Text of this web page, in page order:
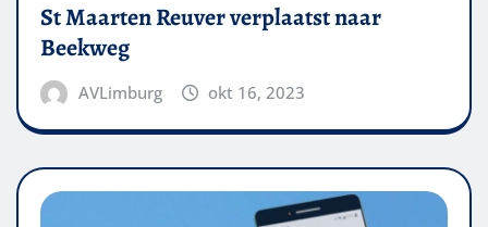
St Maarten Reuver verplaatst naar
Beekweg
AVLimburg okt 16, 2023